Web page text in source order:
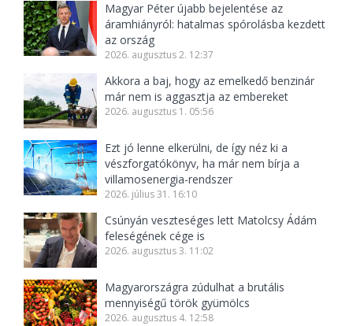
Magyar Péter újabb bejelentése az
áramhiányról: hatalmas spórolásba kezdett
az ország
2026. augusztus 2. 12:37
Akkora a baj, hogy az emelkedő benzinár
már nem is aggasztja az embereket
2026. augusztus 1. 05:56
Ezt jó lenne elkerülni, de így néz ki a
vészforgatókönyv, ha már nem bírja a
villamosenergia-rendszer
2026. július 31. 16:10
Csúnyán veszteséges lett Matolcsy Ádám
feleségének cége is
2026. augusztus 3. 11:02
Magyarországra zúdulhat a brutális
mennyiségű török gyümölcs
2026. augusztus 4. 12:58